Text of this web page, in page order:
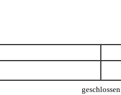
geschlossen